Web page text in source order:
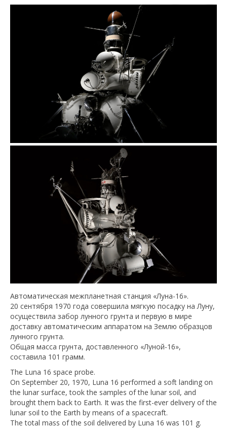
Автоматическая межпланетная станция «Луна-16».
20 сентября 1970 года совершила мягкую посадку на Луну,
осуществила забор лунного грунта и первую в мире
доставку автоматическим аппаратом на Землю образцов
лунного грунта.
Общая масса грунта, доставленного «Луной-16»,
составила 101 грамм.
The Luna 16 space probe.
On September 20, 1970, Luna 16 performed a soft landing on
the lunar surface, took the samples of the lunar soil, and
brought them back to Earth. It was the first-ever delivery of the
lunar soil to the Earth by means of a spacecraft.
The total mass of the soil delivered by Luna 16 was 101 g.